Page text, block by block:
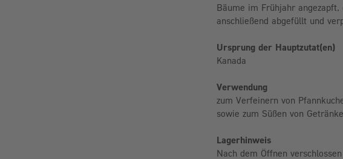
Bäume im Frühjahr
anschließend abgefüllt und
Ursprung der Hauptzutat(en)
Kanada
Verwendung
zum Verfeinern von
sowie zum Süßen von
Lagerhinweis
Nach dem Öffnen